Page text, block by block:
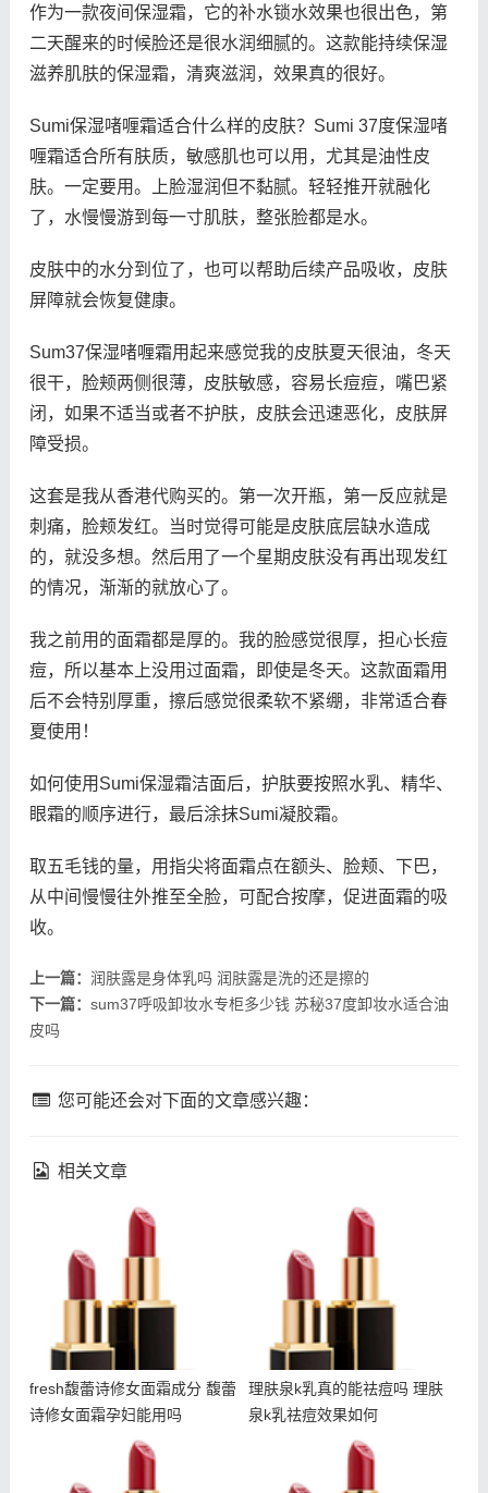
作为一款夜间保湿霜，它的补水锁水效果也很出色，第
二天醒来的时候脸还是很水润细腻的。这款能持续保湿
滋养肌肤的保湿霜，清爽滋润，效果真的很好。
Sumi保湿啫喱霜适合什么样的皮肤？Sumi 37度保湿啫
喱霜适合所有肤质，敏感肌也可以用，尤其是油性皮
肤。一定要用。上脸湿润但不黏腻。轻轻推开就融化
了，水慢慢游到每一寸肌肤，整张脸都是水。
皮肤中的水分到位了，也可以帮助后续产品吸收，皮肤
屏障就会恢复健康。
Sum37保湿啫喱霜用起来感觉我的皮肤夏天很油，冬天
很干，脸颊两侧很薄，皮肤敏感，容易长痘痘，嘴巴紧
闭，如果不适当或者不护肤，皮肤会迅速恶化，皮肤屏
障受损。
这套是我从香港代购买的。第一次开瓶，第一反应就是
刺痛，脸颊发红。当时觉得可能是皮肤底层缺水造成
的，就没多想。然后用了一个星期皮肤没有再出现发红
的情况，渐渐的就放心了。
我之前用的面霜都是厚的。我的脸感觉很厚，担心长痘
痘，所以基本上没用过面霜，即使是冬天。这款面霜用
后不会特别厚重，擦后感觉很柔软不紧绷，非常适合春
夏使用！
如何使用Sumi保湿霜洁面后，护肤要按照水乳、精华、
眼霜的顺序进行，最后涂抹Sumi凝胶霜。
取五毛钱的量，用指尖将面霜点在额头、脸颊、下巴，
从中间慢慢往外推至全脸，可配合按摩，促进面霜的吸
收。
上一篇： 润肤露是身体乳吗 润肤露是洗的还是擦的
下一篇： sum37呼吸卸妆水专柜多少钱 苏秘37度卸妆水适合油
皮吗
您可能还会对下面的文章感兴趣：
相关文章
fresh馥蕾诗修女面霜成分
fresh馥蕾诗修女面霜成分 馥蕾
诗修女面霜孕妇能用吗
理肤泉k乳真的能祛痘吗 理
理肤泉k乳真的能祛痘吗 理肤
泉k乳祛痘效果如何
吃甜食会长痘吗 吃甜食对
fresh馥蕾诗修女面霜怎么